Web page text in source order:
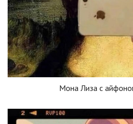
Мона Лиза с